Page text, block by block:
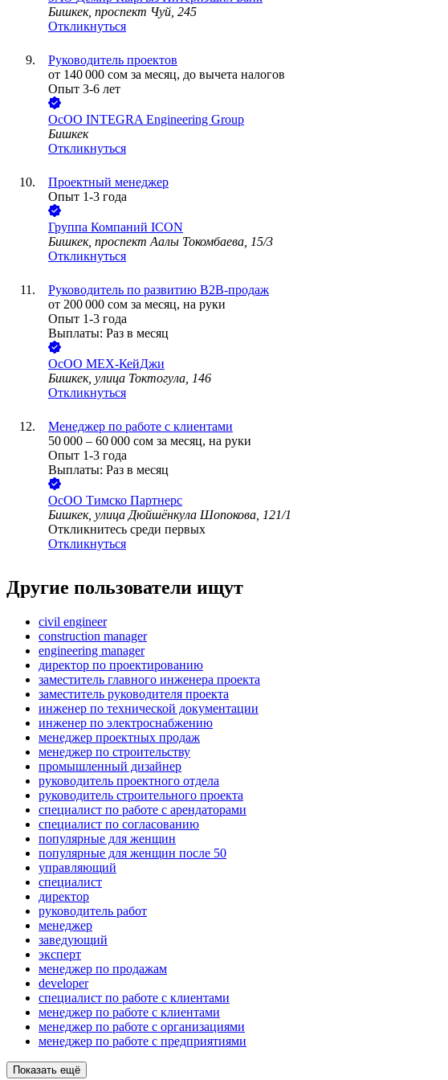
Бишкек, проспект Чуй, 245
Откликнуться
Руководитель проектов
от 140 000 сом за месяц, до вычета налогов
Опыт 3-6 лет
ОсОО INTEGRA Engineering Group
Бишкек
Откликнуться
Проектный менеджер
Опыт 1-3 года
Группа Компаний ICON
Бишкек, проспект Аалы Токомбаева, 15/3
Откликнуться
Руководитель по развитию B2B-продаж
от 200 000 сом за месяц, на руки
Опыт 1-3 года
Выплаты: Раз в месяц
ОсОО МЕХ-КейДжи
Бишкек, улица Токтогула, 146
Откликнуться
Менеджер по работе с клиентами
50 000 – 60 000 сом за месяц, на руки
Опыт 1-3 года
Выплаты: Раз в месяц
ОсОО Тимско Партнерс
Бишкек, улица Дюйшёнкула Шопокова, 121/1
Откликнитесь среди первых
Откликнуться
Другие пользователи ищут
civil engineer
construction manager
engineering manager
директор по проектированию
заместитель главного инженера проекта
заместитель руководителя проекта
инженер по технической документации
инженер по электроснабжению
менеджер проектных продаж
менеджер по строительству
промышленный дизайнер
руководитель проектного отдела
руководитель строительного проекта
специалист по работе с арендаторами
специалист по согласованию
популярные для женщин
популярные для женщин после 50
управляющий
специалист
директор
руководитель работ
менеджер
заведующий
эксперт
менеджер по продажам
developer
специалист по работе с клиентами
менеджер по работе с клиентами
менеджер по работе с организациями
менеджер по работе с предприятиями
Показать ещё